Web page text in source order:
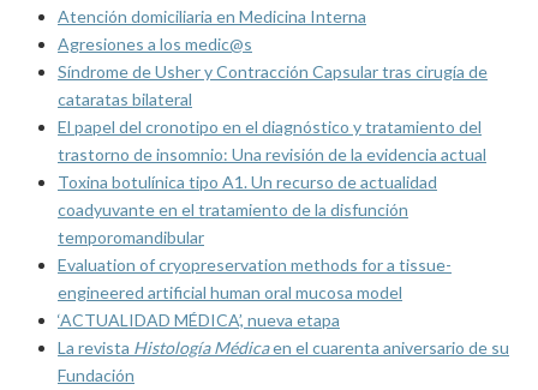
Atención domiciliaria en Medicina Interna
Agresiones a los medic@s
Síndrome de Usher y Contracción Capsular tras cirugía de
cataratas bilateral
El papel del cronotipo en el diagnóstico y tratamiento del
trastorno de insomnio: Una revisión de la evidencia actual
Toxina botulínica tipo A1. Un recurso de actualidad
coadyuvante en el tratamiento de la disfunción
temporomandibular
Evaluation of cryopreservation methods for a tissue-
engineered artificial human oral mucosa model
‘ACTUALIDAD MÉDICA’, nueva etapa
La revista Histología Médicaen el cuarenta aniversario de su
Fundación